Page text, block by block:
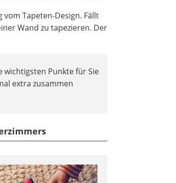
vom Tapeten-Design. Fällt
Wand zu tapezieren. Der
wichtigsten Punkte für Sie
extra zusammen